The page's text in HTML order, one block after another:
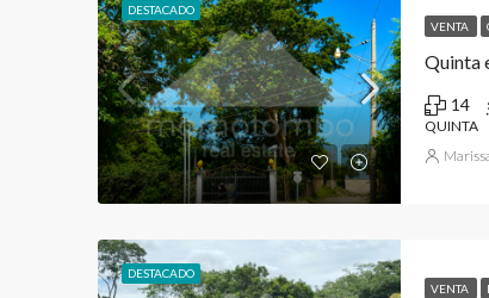
DESTACADO
VENTA
Quinta
14
QUINTA
DESTACADO
VENTA